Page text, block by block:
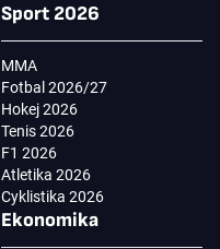
Sport 2026
MMA
Fotbal 2026/27
Hokej 2026
Tenis 2026
F1 2026
Atletika 2026
Cyklistika 2026
Ekonomika